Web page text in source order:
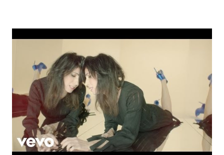
tempo per stupirti e tempo per fidarti e non soltanto
per guadarlo sull’orologio. Ti auguro tempo per
guardare le stelle e tempo per crescere, per maturare.
Ti auguro tempo per sperare nuovamente e per amare.
Non ha più senso rimandare. Ti auguro tempo per
trovare te stesso, per vivere ogni tuo giorno, ogni tua
ora come un dono. Ti auguro tempo anche per
perdonare. Ti auguro di avere tempo, tempo per la
vita. Elli Michler